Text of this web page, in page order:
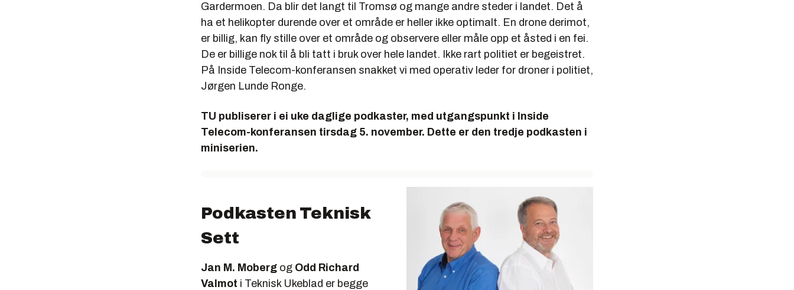
Gardermoen. Da blir det langt til Tromsø og mange andre steder i landet. Det å
ha et helikopter durende over et område er heller ikke optimalt. En drone derimot,
er billig, kan fly stille over et område og observere eller måle opp et åsted i en fei.
De er billige nok til å bli tatt i bruk over hele landet. Ikke rart politiet er begeistret.
På Inside Telecom-konferansen snakket vi med operativ leder for droner i politiet,
Jørgen Lunde Ronge.
TU publiserer i ei uke daglige podkaster, med utgangspunkt i Inside
Telecom-konferansen tirsdag 5. november. Dette er den tredje podkasten i
miniserien.
Podkasten Teknisk
Sett
Jan M. Moberg og Odd Richard
Valmot i Teknisk Ukeblad er begge